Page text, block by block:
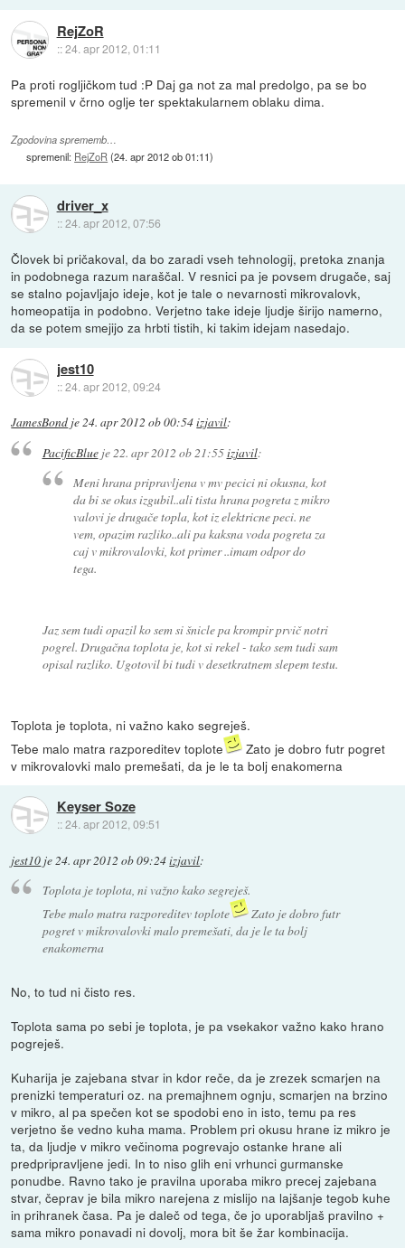
RejZoR
::24. apr 2012, 01:11
Pa proti rogljičkom tud :P Daj ga not za mal predolgo, pa se bo
spremenil v črno oglje ter spektakularnem oblaku dima.
Zgodovina sprememb…
spremenil: RejZoR (24. apr 2012 ob 01:11)
driver_x
::24. apr 2012, 07:56
Človek bi pričakoval, da bo zaradi vseh tehnologij, pretoka znanja
in podobnega razum naraščal. V resnici pa je povsem drugače, saj
se stalno pojavljajo ideje, kot je tale o nevarnosti mikrovalovk,
homeopatija in podobno. Verjetno take ideje ljudje širijo namerno,
da se potem smejijo za hrbti tistih, ki takim idejam nasedajo.
jest10
::24. apr 2012, 09:24
JamesBond je24. apr 2012 ob 00:54izjavil:
PacificBlueje22. apr 2012 ob 21:55izjavil:
Meni hrana pripravljena v mv pecici ni okusna, kot
da bi se okus izgubil..ali tista hrana pogreta z mikro
valovi je drugače topla, kot iz elektricne peci. ne
vem, opazim razliko..ali pa kaksna voda pogreta za
caj v mikrovalovki, kot primer ..imam odpor do
tega.
Jaz sem tudi opazil ko sem si šnicle pa krompir prvič notri
pogrel. Drugačna toplota je, kot si rekel - tako sem tudi sam
opisal razliko. Ugotovil bi tudi v desetkratnem slepem testu.
Toplota je toplota, ni važno kako segreješ.
Tebe malo matra razporeditev toplote
Zato je dobro futr pogret
v mikrovalovki malo premešati, da je le ta bolj enakomerna
Keyser Soze
::24. apr 2012, 09:51
jest10 je24. apr 2012 ob 09:24izjavil:
Toplota je toplota, ni važno kako segreješ.
Tebe malo matra razporeditev toplote
Zato je dobro futr
pogret v mikrovalovki malo premešati, da je le ta bolj
enakomerna
No, to tud ni čisto res.
Toplota sama po sebi je toplota, je pa vsekakor važno kako hrano
pogreješ.
Kuharija je zajebana stvar in kdor reče, da je zrezek scmarjen na
prenizki temperaturi oz. na premajhnem ognju, scmarjen na brzino
v mikro, al pa spečen kot se spodobi eno in isto, temu pa res
verjetno še vedno kuha mama. Problem pri okusu hrane iz mikro je
ta, da ljudje v mikro večinoma pogrevajo ostanke hrane ali
predpripravljene jedi. In to niso glih eni vrhunci gurmanske
ponudbe. Ravno tako je pravilna uporaba mikro precej zajebana
stvar, čeprav je bila mikro narejena z mislijo na lajšanje tegob kuhe
in prihranek časa. Pa je daleč od tega, če jo uporabljaš pravilno +
sama mikro ponavadi ni dovolj, mora bit še žar kombinacija.